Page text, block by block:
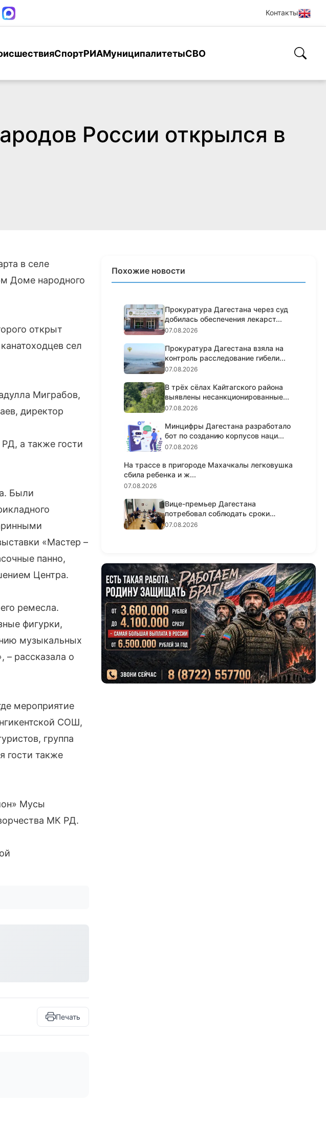
Контакты
СпортРИАМуниципалитетыСВО
России открылся в
в селе
Доме народного
открыт
сел
Миграбов,
директор
а также гости
Были
«Мастер –
панно,
Центра.
ремесла.
фигурки,
музыкальных
рассказала о
мероприятие
СОШ,
группа
гости также
Мусы
МК РД.
Печать
Похожие новости
Прокуратура Дагестана через суд
добилась обеспечения лекарст...
07.08.2026
Прокуратура Дагестана взяла на
контроль расследование гибели...
07.08.2026
В трёх сёлах Кайтагского района
выявлены несанкционированные...
07.08.2026
Минцифры Дагестана разработало
бот по созданию корпусов наци...
07.08.2026
На трассе в пригороде Махачкалы легковушка
сбила ребенка и ж...
07.08.2026
Вице-премьер Дагестана
потребовал соблюдать сроки
реализации...
07.08.2026